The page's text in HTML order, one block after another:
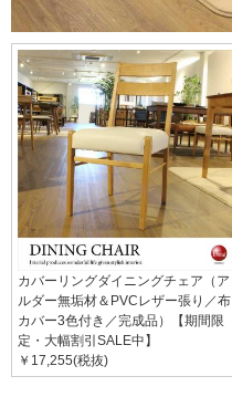
カバーリングダイニングチェア（ア
ルダー無垢材＆PVCレザー張り／布
カバー3色付き／完成品）【期間限
定・大幅割引SALE中】
￥17,255(税抜)